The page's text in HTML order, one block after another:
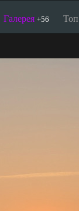
Галерея +56